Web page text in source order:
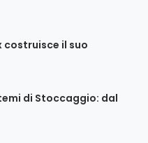
costruisce il suo
di Stoccaggio: dal